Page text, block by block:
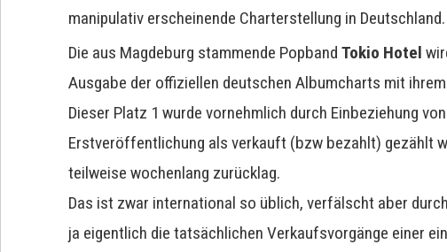
manipulativ erscheinende Charterstellung in Deutschland.
Die aus Magdeburg stammende PopbandTokio Hotel
Ausgabe der offiziellen deutschen Albumcharts mit
Dieser Platz 1 wurde vornehmlich durch Einbeziehung
Erstveröffentlichung als verkauft (bzw bezahlt) gezählt
teilweise wochenlang zurücklag.
Das ist zwar international so üblich, verfälscht aber
ja eigentlich die tatsächlichen Verkaufsvorgänge einer